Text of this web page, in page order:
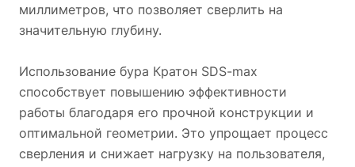
миллиметров, что позволяет сверлить на
значительную глубину.
Использование бура Кратон SDS-max
способствует повышению эффективности
работы благодаря его прочной конструкции и
оптимальной геометрии. Это упрощает процесс
сверления и снижает нагрузку на пользователя,